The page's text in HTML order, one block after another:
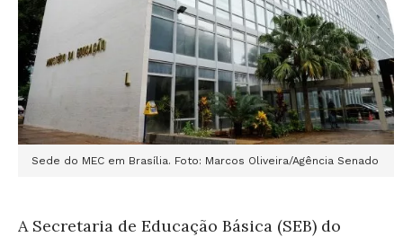
Sede do MEC em Brasília. Foto: Marcos Oliveira/Agência Senado
A Secretaria de Educação Básica (SEB) do